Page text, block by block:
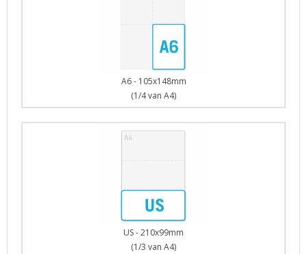
A6 - 105x148mm
(1/4 van A4)
US - 210x99mm
(1/3 van A4)